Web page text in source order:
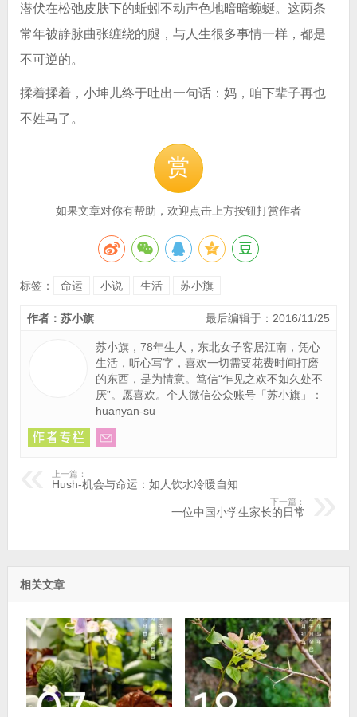
潜伏在松弛皮肤下的蚯蚓不动声色地暗暗蜿蜒。这两条
常年被静脉曲张缠绕的腿，与人生很多事情一样，都是
不可逆的。
揉着揉着，小坤儿终于吐出一句话：妈，咱下辈子再也
不姓马了。
赏
如果文章对你有帮助，欢迎点击上方按钮打赏作者
标签： 命运 小说 生活 苏小旗
最后编辑于：2016/11/25
作者：苏小旗
苏小旗，78年生人，东北女子客居江南，凭心
生活，听心写字，喜欢一切需要花费时间打磨
的东西，是为情意。笃信“乍见之欢不如久处不
厌”。愿喜欢。个人微信公众账号「苏小旗」：
huanyan-su
上一篇：
Hush-机会与命运：如人饮水冷暖自知
下一篇：
一位中国小学生家长的日常
相关文章